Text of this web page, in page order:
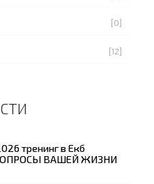
[0]
[12]
тренинг в Екб
ВАШЕЙ ЖИЗНИ